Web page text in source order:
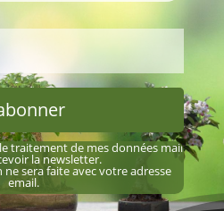
le traitement de mes données mail
la newsletter.
sera faite avec votre adresse
email.